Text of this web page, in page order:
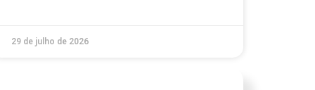
29 de julho de 2026